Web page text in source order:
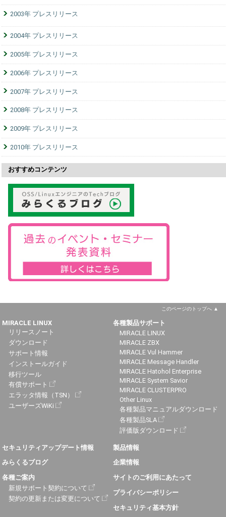
2003年 プレスリリース
2004年 プレスリリース
2005年 プレスリリース
2006年 プレスリリース
2007年 プレスリリース
2008年 プレスリリース
2009年 プレスリリース
2010年 プレスリリース
おすすめコンテンツ
このページのトップへ
MIRACLE LINUX
リリースノート
ダウンロード
サポート情報
インストールガイド
移行ツール
有償サポート
エラッタ情報（TSN）
ユーザーズWiKi
各種製品サポート
MIRACLE LINUX
MIRACLE ZBX
MIRACLE Vul Hammer
MIRACLE Message Handler
MIRACLE Hatohol Enterprise
MIRACLE System Savior
MIRACLE CLUSTERPRO
Other Linux
各種製品マニュアルダウンロード
各種製品SLA
評価版ダウンロード
セキュリティアップデート情報
みらくるブログ
各種ご案内
新規サポート契約について
契約の更新または変更について
製品情報
企業情報
サイトのご利用にあたって
プライバシーポリシー
セキュリティ基本方針